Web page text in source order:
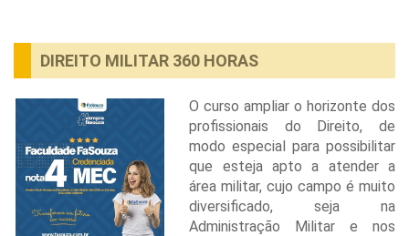
DIREITO MILITAR 360 HORAS
O curso ampliar o horizonte dos
profissionais do Direito, de
modo especial para possibilitar
que esteja apto a atender a
área militar, cujo campo é muito
diversificado, seja na
Administração Militar e nos